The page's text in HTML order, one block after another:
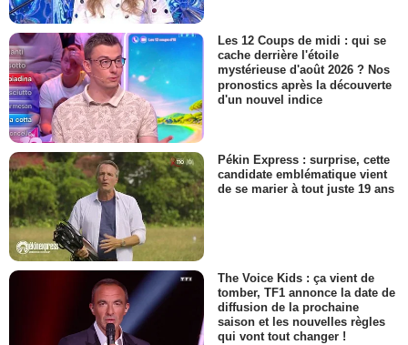
Les 12 Coups de midi : qui se
cache derrière l'étoile
mystérieuse d'août 2026 ? Nos
pronostics après la découverte
d'un nouvel indice
Pékin Express : surprise, cette
candidate emblématique vient
de se marier à tout juste 19 ans
The Voice Kids : ça vient de
tomber, TF1 annonce la date de
diffusion de la prochaine
saison et les nouvelles règles
qui vont tout changer !